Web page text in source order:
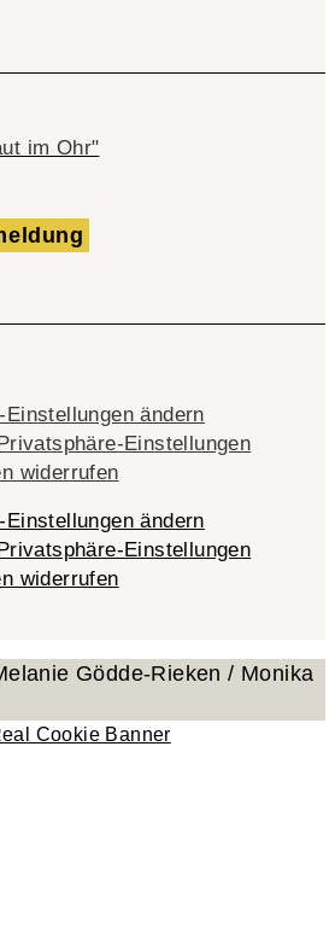
im Ohr"
ändern
Einstellungen
widerrufen
ändern
Einstellungen
widerrufen
Gödde-Rieken / Monika
Cookie Banner